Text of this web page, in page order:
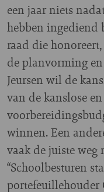
een jaar niets
hebben ingediend
raad die
de planvorming
Jeursen wil de
van de kanslose
winnen. Een
vaak de juiste weg
“Schoolbesturen